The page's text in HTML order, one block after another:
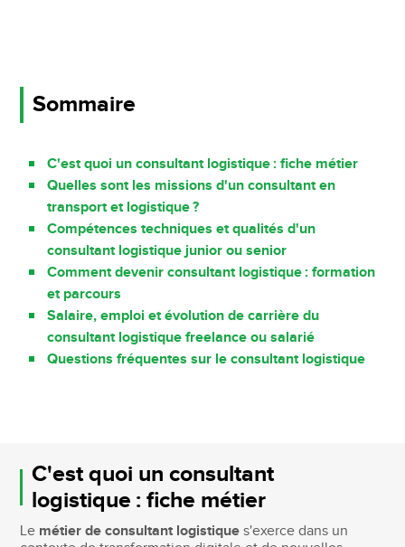
Sommaire
C'est quoi un consultant logistique : fiche métier
Quelles sont les missions d'un consultant en
transport et logistique ?
Compétences techniques et qualités d'un
consultant logistique junior ou senior
Comment devenir consultant logistique : formation
et parcours
Salaire, emploi et évolution de carrière du
consultant logistique freelance ou salarié
Questions fréquentes sur le consultant logistique
C'est quoi un consultant
logistique : fiche métier
Le métier de consultant logistique s'exerce dans un